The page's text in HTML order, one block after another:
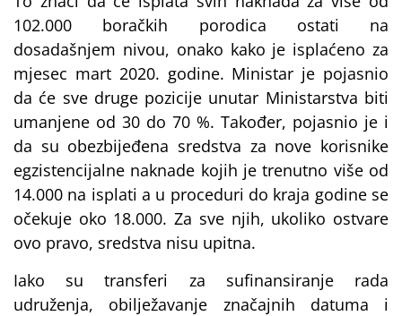
102.000 boračkih porodica ostati na
dosadašnjem nivou, onako kako je isplaćeno za
mjesec mart 2020. godine. Ministar je pojasnio
da će sve druge pozicije unutar Ministarstva biti
umanjene od 30 do 70 %. Također, pojasnio je i
da su obezbijeđena sredstva za nove korisnike
egzistencijalne naknade kojih je trenutno više od
14.000 na isplati a u proceduri do kraja godine se
očekuje oko 18.000. Za sve njih, ukoliko ostvare
ovo pravo, sredstva nisu upitna.
Iako su transferi za sufinansiranje rada
udruženja, obilježavanje značajnih datuma i